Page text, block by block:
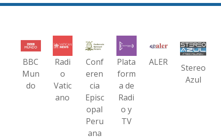
BBC
Mun
do
Radi
o
Vatic
ano
Conf
eren
cia
Episc
opal
Peru
ana
Plata
form
a de
Radi
o y
TV
ALER
Stereo
Azul